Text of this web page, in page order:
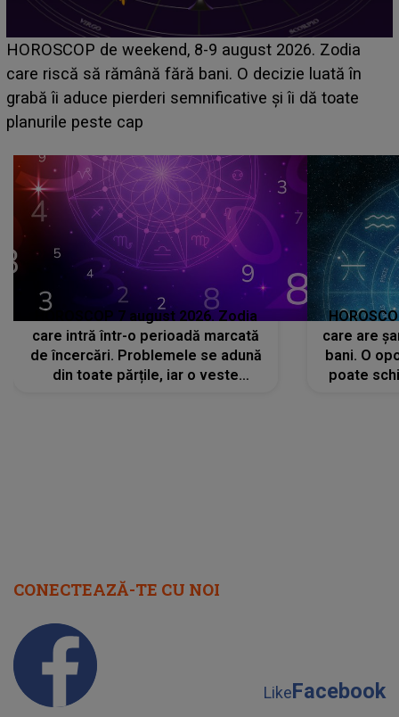
Emanuel a ținut ACEST DETALIU ASCUNS până
acum! În fața Alexandrei, concurentul din Casa Iubirii
face o MĂRTURISIRE NEAȘTEPTATĂ despre mama
sa: "I-am spus și ei în față, eu nu te iubesc pentru
HOROSCOP 7 august 2026. Zodia
care intră într-o perioadă marcată
de încercări. Problemele se adună
din toate părțile, iar o veste
care are
bani. O
poate
CONECTEAZĂ-TE CU NOI
LikeFacebook